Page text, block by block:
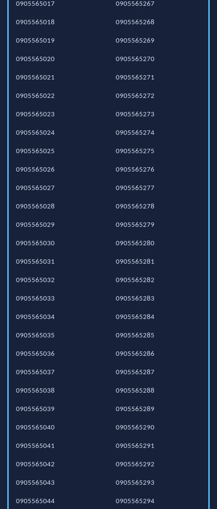
0905565017
0905565018
0905565019
0905565020
0905565021
0905565022
0905565023
0905565024
0905565025
0905565026
0905565027
0905565028
0905565029
0905565030
0905565031
0905565032
0905565033
0905565034
0905565035
0905565036
0905565037
0905565038
0905565039
0905565040
0905565041
0905565042
0905565043
0905565044
0905565267
0905565268
0905565269
0905565270
0905565271
0905565272
0905565273
0905565274
0905565275
0905565276
0905565277
0905565278
0905565279
0905565280
0905565281
0905565282
0905565283
0905565284
0905565285
0905565286
0905565287
0905565288
0905565289
0905565290
0905565291
0905565292
0905565293
0905565294